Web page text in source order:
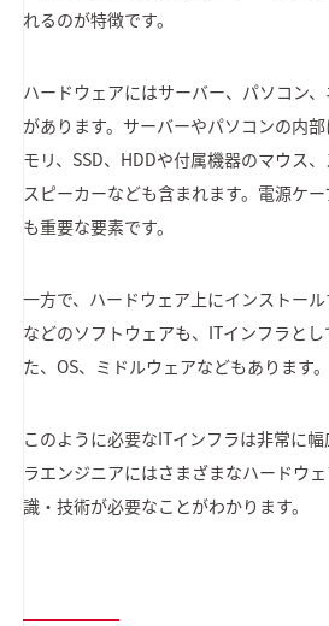
れるのが特徴です。
ハードウェアにはサーバー、パソコン
があります。サーバーやパソコンの内
モリ、SSD、HDDや付属機器のマウス
スピーカーなども含まれます。電源ケ
も重要な要素です。
一方で、ハードウェア上にインストー
などのソフトウェアも、ITインフラと
た、OS、ミドルウェアなどもあります。
このように必要なITインフラは非常に
ラエンジニアにはさまざまなハードウ
識・技術が必要なことがわかります。